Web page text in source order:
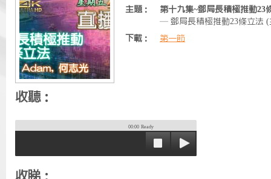
主題：
第十九集~鄧局長積極推動
— 鄧局長積極推動23條立法 (
下載：
第一節
收聽：
00:00 Ready
收睇：